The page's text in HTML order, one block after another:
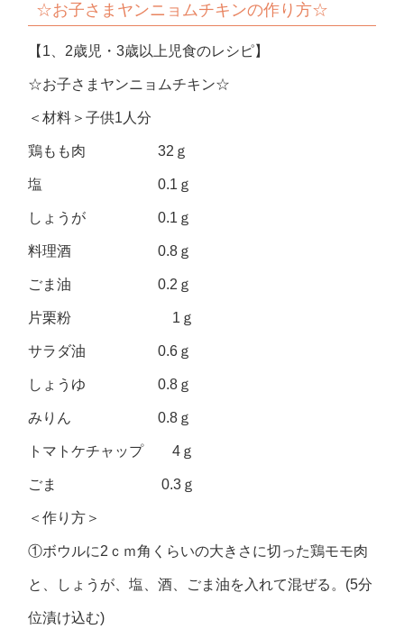
☆お子さまヤンニョムチキンの作り方☆
【1、2歳児・3歳以上児食のレシピ】
☆お子さまヤンニョムチキン☆
＜材料＞子供1人分
鶏もも肉 32ｇ
塩 0.1ｇ
しょうが 0.1ｇ
料理酒 0.8ｇ
ごま油 0.2ｇ
片栗粉 1ｇ
サラダ油 0.6ｇ
しょうゆ 0.8ｇ
みりん 0.8ｇ
トマトケチャップ 4ｇ
ごま 0.3ｇ
＜作り方＞
①ボウルに2ｃｍ角くらいの大きさに切った鶏モモ肉
と、しょうが、塩、酒、ごま油を入れて混ぜる。(5分
位漬け込む)